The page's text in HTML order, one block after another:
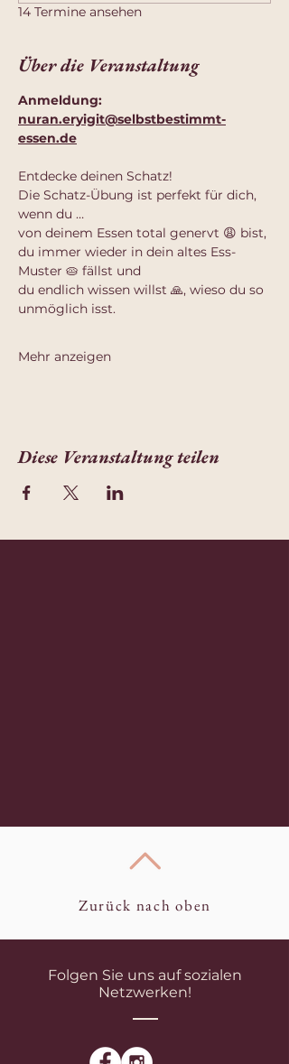
14 Termine ansehen
Über die Veranstaltung
Anmeldung:
nuran.eryigit@selbstbestimmt-
essen.de
Entdecke deinen Schatz!
Die Schatz-Übung ist perfekt für dich,
wenn du …
von deinem Essen total genervt 😩 bist,
du immer wieder in dein altes Ess-
Muster 🥧 fällst und
du endlich wissen willst 🙏, wieso du so
unmöglich isst.
Mehr anzeigen
Diese Veranstaltung teilen
Zurück nach oben
Folgen Sie uns auf sozialen
Netzwerken!